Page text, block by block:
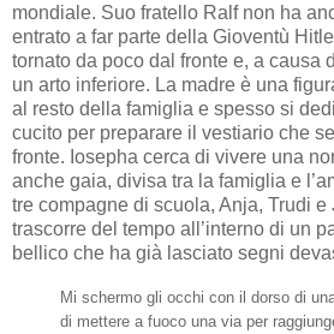
mondiale. Suo fratello Ralf non ha
entrato a far parte della Gioventù
tornato da poco dal fronte e, a causa
un arto inferiore. La madre è una
al resto della famiglia e spesso si
cucito per preparare il vestiario che
fronte. Iosepha cerca di vivere una
anche gaia, divisa tra la famiglia e
tre compagne di scuola, Anja, Trudi e
trascorre del tempo all’interno di un
bellico che ha già lasciato segni
Mi schermo gli occhi con il dorso di
di mettere a fuoco una via per